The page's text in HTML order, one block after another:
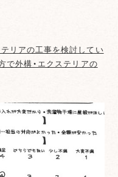
リアの工事を検討してい
で外構・エクステリアの